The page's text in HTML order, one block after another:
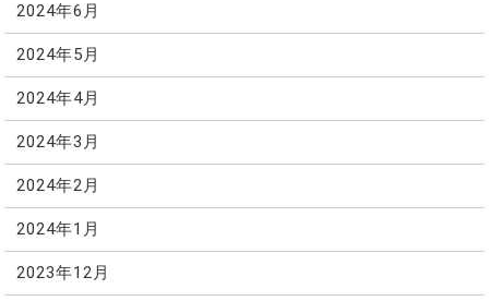
2024年6月
2024年5月
2024年4月
2024年3月
2024年2月
2024年1月
2023年12月